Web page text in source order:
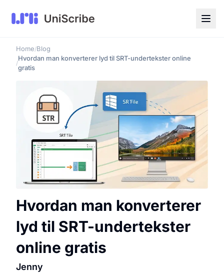
Home/Blog
/
Hvordan man konverterer lyd til SRT-undertekster online
gratis
Hvordan man konverterer
lyd til SRT-undertekster
online gratis
Jenny